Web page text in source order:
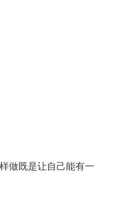
做既是让自己能有一